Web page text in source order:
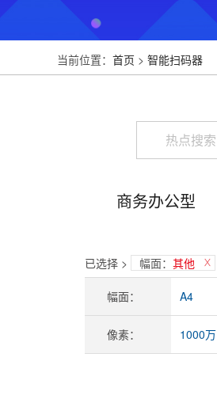
当前位置： 首页 > 智能扫码器
商务办公型
已选择 > 幅面： 其他
幅面： A4
像素： 1000万